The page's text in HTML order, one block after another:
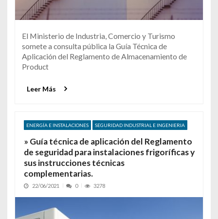
El Ministerio de Industria, Comercio y Turismo
somete a consulta pública la Guía Técnica de
Aplicación del Reglamento de Almacenamiento de
Product
Leer Más
ENERGÍA E INSTALACIONES SEGURIDAD INDUSTRIAL E INGENIERIA
» Guía técnica de aplicación del Reglamento
de seguridad para instalaciones frigoríficas y
sus instrucciones técnicas
complementarias.
22/06/2021 0 3278